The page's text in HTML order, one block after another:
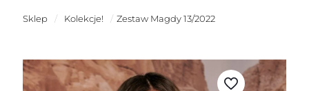
Sklep / Kolekcje! / Zestaw Magdy 13/2022